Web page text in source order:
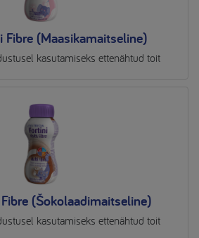
Fibre (Maasikamaitseline)
kasutamiseks ettenähtud toit
(Šokolaadimaitseline)
kasutamiseks ettenähtud toit